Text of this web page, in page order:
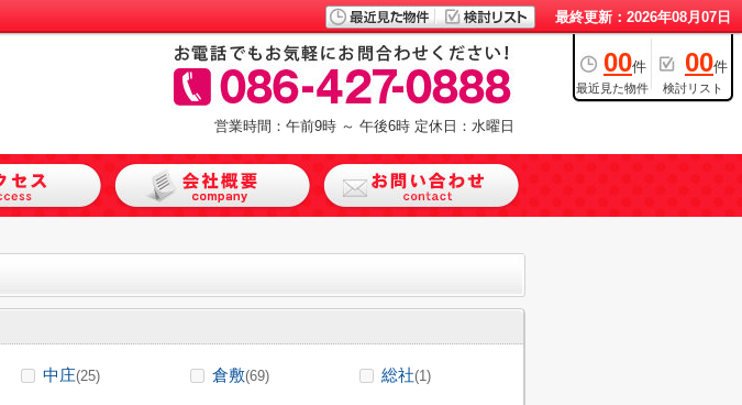
最終更新：2026年08月07日
00件
最近見た物件
00件
検討リスト
営業時間：午前9時 ～ 午後6時 定休日：水曜日
中庄(25) 倉敷(69) 総社(1)